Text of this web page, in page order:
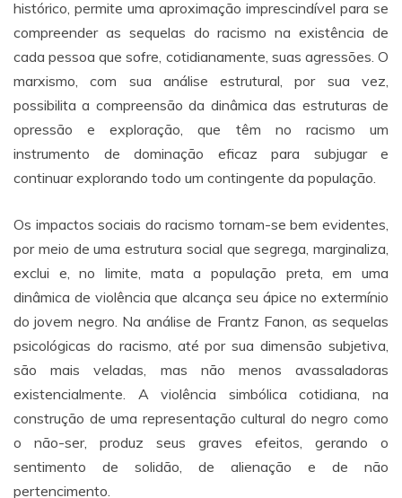
histórico, permite uma aproximação imprescindível para se
compreender as sequelas do racismo na existência de
cada pessoa que sofre, cotidianamente, suas agressões. O
marxismo, com sua análise estrutural, por sua vez,
possibilita a compreensão da dinâmica das estruturas de
opressão e exploração, que têm no racismo um
instrumento de dominação eficaz para subjugar e
continuar explorando todo um contingente da população.
Os impactos sociais do racismo tornam-se bem evidentes,
por meio de uma estrutura social que segrega, marginaliza,
exclui e, no limite, mata a população preta, em uma
dinâmica de violência que alcança seu ápice no extermínio
do jovem negro. Na análise de Frantz Fanon, as sequelas
psicológicas do racismo, até por sua dimensão subjetiva,
são mais veladas, mas não menos avassaladoras
existencialmente. A violência simbólica cotidiana, na
construção de uma representação cultural do negro como
o não-ser, produz seus graves efeitos, gerando o
sentimento de solidão, de alienação e de não
pertencimento.